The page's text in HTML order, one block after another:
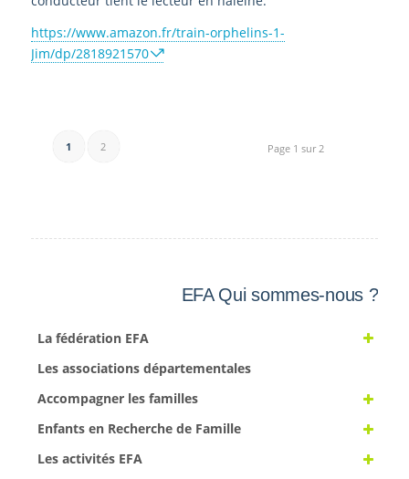
https://www.amazon.fr/train-orphelins-1-
Jim/dp/2818921570
Page 1 sur 2
1 2
EFA Qui sommes-nous ?
La fédération EFA
Les associations départementales
Accompagner les familles
Enfants en Recherche de Famille
Les activités EFA